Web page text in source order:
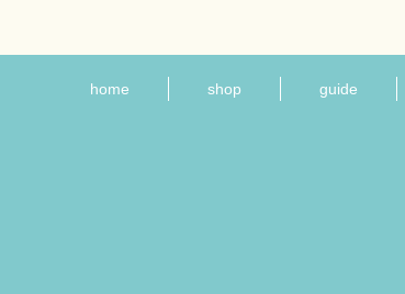
home shop guide